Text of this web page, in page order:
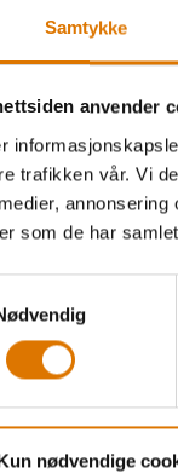
Samtykke
anvender
trafikken vår. Vi
som de har
nødvendige